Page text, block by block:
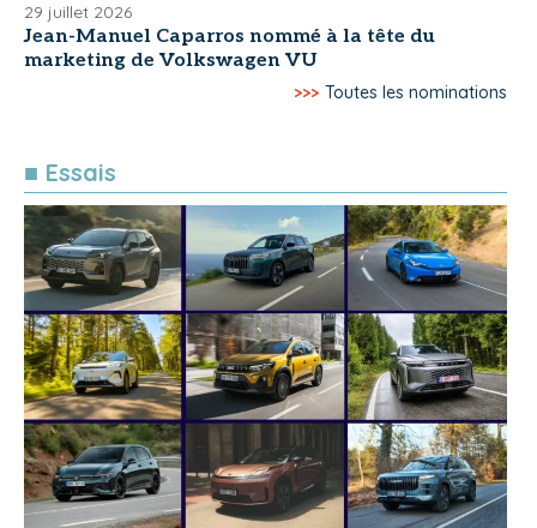
29 juillet 2026
Jean-Manuel Caparros nommé à la tête du
marketing de Volkswagen VU
>>> Toutes les nominations
■ Essais